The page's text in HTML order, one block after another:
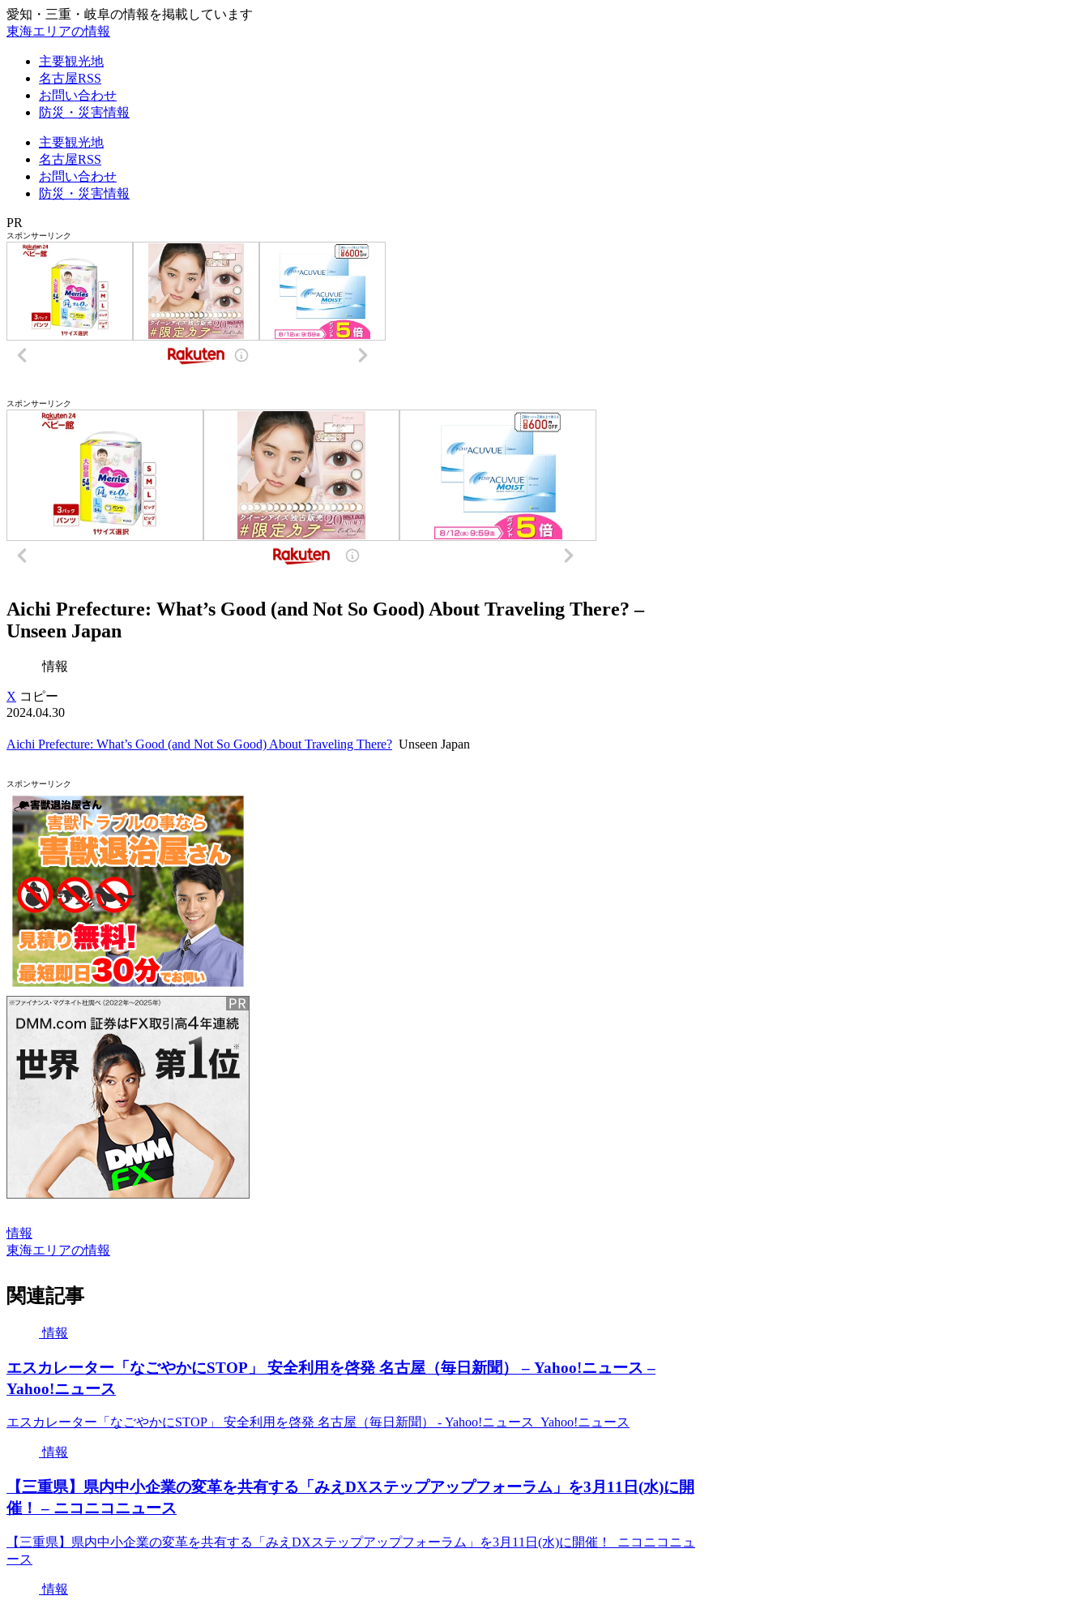
愛知・三重・岐阜の情報を掲載しています
東海エリアの情報
主要観光地
名古屋RSS
お問い合わせ
防災・災害情報
主要観光地
名古屋RSS
お問い合わせ
防災・災害情報
PR
スポンサーリンク
スポンサーリンク
Aichi Prefecture: What’s Good (and Not So Good) About Traveling There? –
Unseen Japan
情報
X コピー
2024.04.30
Aichi Prefecture: What’s Good (and Not So Good) About Traveling There? Unseen Japan
スポンサーリンク
情報
東海エリアの情報
関連記事
情報
エスカレーター「なごやかにSTOP」 安全利用を啓発 名古屋（毎日新聞） – Yahoo!ニュース –
Yahoo!ニュース
エスカレーター「なごやかにSTOP」 安全利用を啓発 名古屋（毎日新聞） - Yahoo!ニュース Yahoo!ニュース
情報
【三重県】県内中小企業の変革を共有する「みえDXステップアップフォーラム」を3月11日(水)に開
催！ – ニコニコニュース
【三重県】県内中小企業の変革を共有する「みえDXステップアップフォーラム」を3月11日(水)に開催！ ニコニコニュ
ース
情報